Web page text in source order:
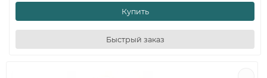
Купить
Быстрый заказ